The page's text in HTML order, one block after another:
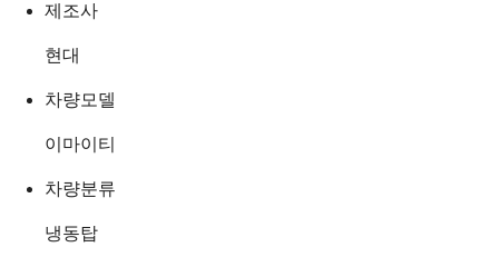
제조사
현대
차량모델
이마이티
차량분류
냉동탑